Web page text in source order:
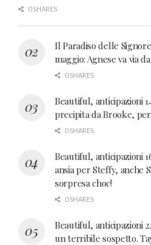
0 SHARES
Il Paradiso delle
maggio: Agnese va via
0 SHARES
Beautiful, anticipazioni
precipita da Brooke,
0 SHARES
Beautiful, anticipazioni
ansia per Steffy, anche
sorpresa choc!
0 SHARES
Beautiful, anticipazioni
un terribile sospetto.